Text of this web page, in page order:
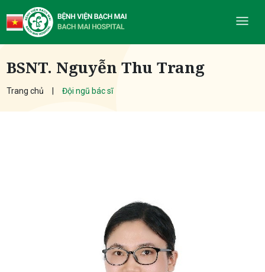
BSNT. Nguyễn Thu Trang
Trang chủ Đội ngũ bác sĩ